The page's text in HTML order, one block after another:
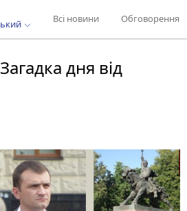
Всі новини Обговорення
дня від